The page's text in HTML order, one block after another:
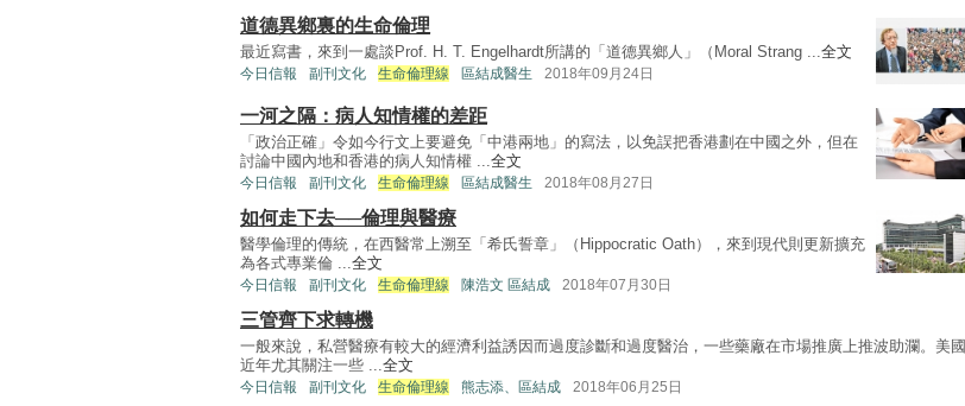
道德異鄉裏的生命倫理
最近寫書，來到一處談Prof. H. T. Engelhardt所講的「道德異鄉人」（Moral Strang ...全文
今日信報 副刊文化 生命倫理線 區結成醫生 2018年09月24日
一河之隔：病人知情權的差距
「政治正確」令如今行文上要避免「中港兩地」的寫法，以免誤把香港劃在中國之外，但在
討論中國內地和香港的病人知情權 ...全文
今日信報 副刊文化 生命倫理線 區結成醫生 2018年08月27日
如何走下去──倫理與醫療
醫學倫理的傳統，在西醫常上溯至「希氏誓章」（Hippocratic Oath），來到現代則更新擴充
為各式專業倫 ...全文
今日信報 副刊文化 生命倫理線 陳浩文 區結成 2018年07月30日
三管齊下求轉機
一般來說，私營醫療有較大的經濟利益誘因而過度診斷和過度醫治，一些藥廠在市場推廣上推波助瀾。美國
近年尤其關注一些 ...全文
今日信報 副刊文化 生命倫理線 熊志添、區結成 2018年06月25日